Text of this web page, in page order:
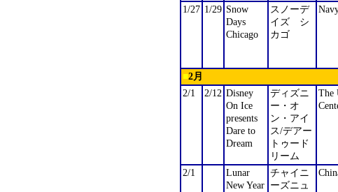
1/27 1/29 Snow
Days
Chicago
スノーデ
イズ シ
カゴ
■2月
2/1
2/12 Disney
On Ice
presents
Dare to
Dream
ディズニ
ー・オ
ン・アイ
ス/デアー
トゥード
リーム
The
2/1
Lunar
New Year
チャイニ
ーズニュ